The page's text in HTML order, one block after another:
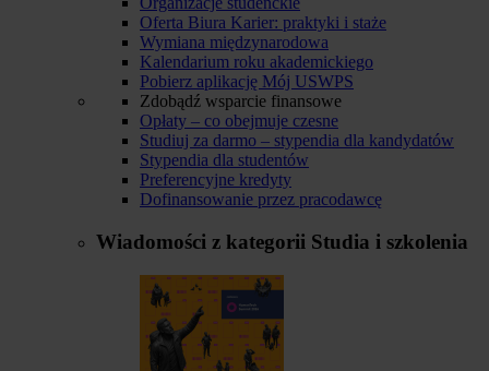
Oferta Biura Karier: praktyki i staże
Wymiana międzynarodowa
Kalendarium roku akademickiego
Pobierz aplikację Mój USWPS
Zdobądź wsparcie finansowe
Opłaty – co obejmuje czesne
Studiuj za darmo – stypendia dla kandydatów
Stypendia dla studentów
Preferencyjne kredyty
Dofinansowanie przez pracodawcę
Wiadomości z kategorii Studia i szkolenia